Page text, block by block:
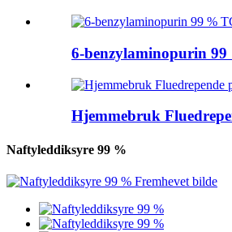
6-benzylaminopurin
Hjemmebruk
Naftyleddiksyre 99 %